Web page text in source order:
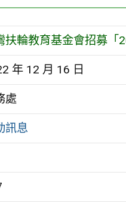
扶輪教育基金會招募「
年 12 月 16 日
處
訊息